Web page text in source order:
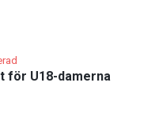
för U18-damerna